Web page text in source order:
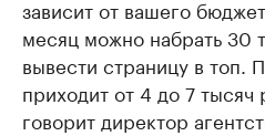
зависит от вашего
месяц можно набрать 30
вывести страницу в топ.
приходит от 4 до 7
говорит директор